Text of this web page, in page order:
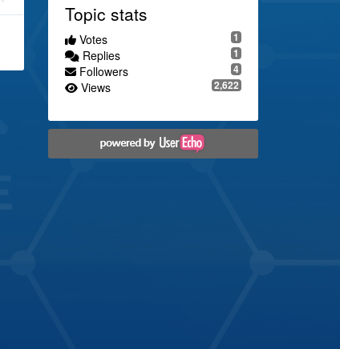
Topic stats
1
Votes
1
Replies
4
Followers
2,622
Views